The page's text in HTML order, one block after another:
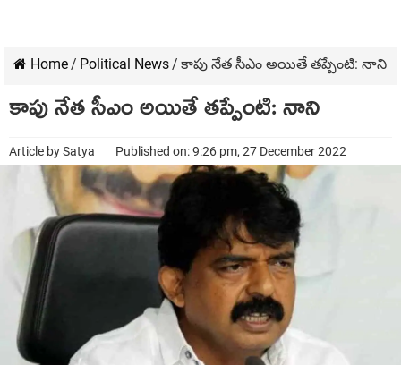
Home/ Political News/ కాపు నేత సీఎం అయితే త‌ప్పేంటి: నాని
కాపు నేత సీఎం అయితే త‌ప్పేంటి: నాని
Article bySatya Published on: 9:26 pm, 27 December 2022